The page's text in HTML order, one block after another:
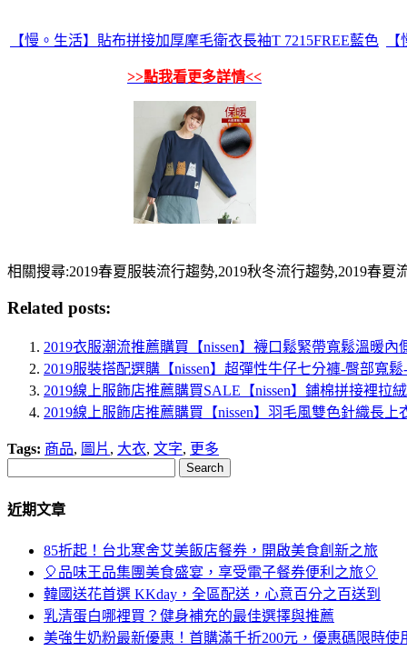
【慢。生活】貼布拼接加厚摩毛衛衣長袖T 7215FREE藍色
>>點我看更多詳情<<
相關搜尋:2019春夏服裝流行趨勢,2019秋冬流行趨勢,2019春夏
Related posts:
2019衣服潮流推薦購買【nissen】襪口鬆緊帶寬鬆溫暖
2019服裝搭配選購【nissen】超彈性牛仔七分褲-臀部寬
2019線上服飾店推薦購買SALE【nissen】鋪棉拼接裡拉
2019線上服飾店推薦購買【nissen】羽毛風雙色針織長
Tags: 商品, 圖片 , 大衣, 文字, 更多
近期文章
85折起！台北寒舍艾美飯店餐券，開啟美食創新之旅
🎈品味王品集團美食盛宴，享受電子餐券便利之旅🎈
韓國送花首選 KKday，全區配送，心意百分之百送到
乳清蛋白哪裡買？健身補充的最佳選擇與推薦
美強生奶粉最新優惠！首購滿千折200元，優惠碼限時使